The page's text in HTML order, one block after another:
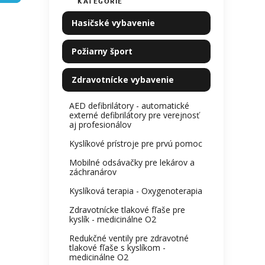
Preskočiť
kategórie
Hasičské vybavenie
Požiarny šport
Zdravotnícke vybavenie
AED defibrilátory - automatické
externé defibrilátory pre verejnosť
aj profesionálov
Kyslíkové prístroje pre prvú pomoc
Mobilné odsávačky pre lekárov a
záchranárov
Kyslíková terapia - Oxygenoterapia
Zdravotnícke tlakové fľaše pre
kyslík - medicinálne O2
Redukčné ventily pre zdravotné
tlakové fľaše s kyslíkom -
medicinálne O2